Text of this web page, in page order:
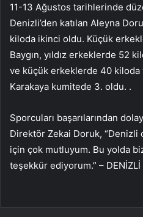
11-13 Ağustos tarihlerinde
Denizli’den katılan Aleyna
kiloda ikinci oldu. Küçük
Baygın, yıldız erkeklerde 52
ve küçük erkeklerde 40 kiloda
Karakaya kumitede 3. oldu. .
Sporcuları başarılarından
Direktör Zekai Doruk, “Denizli
için çok mutluyum. Bu yolda
teşekkür ediyorum.” – DENİZLİ